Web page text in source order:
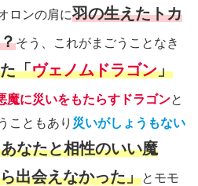
ロンの肩に羽の生えたトカ
そう、これがまごうことなき
「ヴェノムドラゴン」
魔に災いをもたらすドラゴンと
こともあり 災いがしょうもない
なたと相性のいい魔
出会えなかった」とモモ